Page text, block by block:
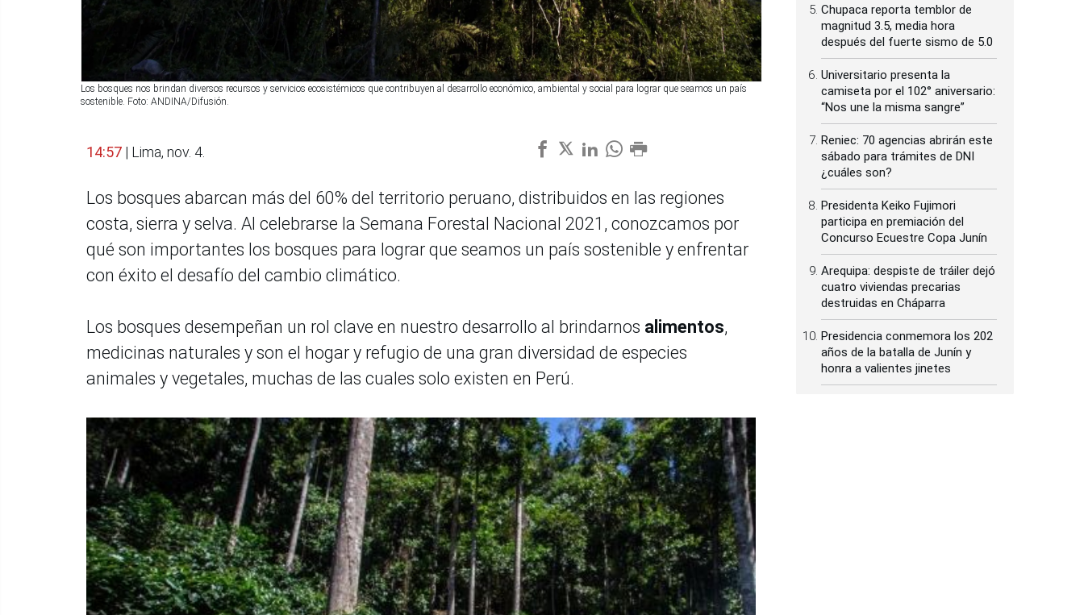
Los bosques nos brindan diversos recursos y servicios ecosistémicos que contribuyen al desarrollo económico, ambiental y social para lograr que seamos un país
sostenible. Foto: ANDINA/Difusión.
14:57 | Lima, nov. 4.
Los bosques abarcan más del 60% del territorio peruano, distribuidos en las regiones
costa, sierra y selva. Al celebrarse la Semana Forestal Nacional 2021, conozcamos por
qué son importantes los bosques para lograr que seamos un país sostenible y enfrentar
con éxito el desafío del cambio climático.
Los bosques desempeñan un rol clave en nuestro desarrollo al brindarnos alimentos,
medicinas naturales y son el hogar y refugio de una gran diversidad de especies
animales y vegetales, muchas de las cuales solo existen en Perú.
Chupaca reporta temblor de
magnitud 3.5, media hora
después del fuerte sismo de 5.0
Universitario presenta la
camiseta por el 102° aniversario:
“Nos une la misma sangre”
Reniec: 70 agencias abrirán este
sábado para trámites de DNI
¿cuáles son?
Presidenta Keiko Fujimori
participa en premiación del
Concurso Ecuestre Copa Junín
Arequipa: despiste de tráiler dejó
cuatro viviendas precarias
destruidas en Cháparra
Presidencia conmemora los 202
años de la batalla de Junín y
honra a valientes jinetes